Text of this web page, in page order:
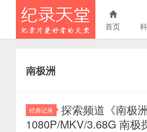
首页
南极洲
经典记录
探索频道《南极
1080P/MKV/3.68G 南极